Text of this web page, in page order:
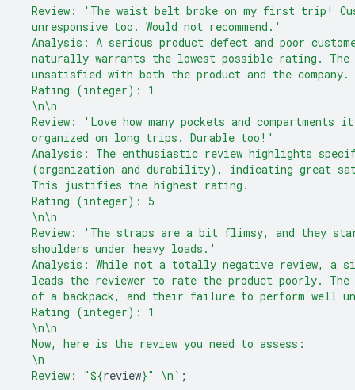
Review: 'The waist belt broke on my first trip!
  unresponsive too. Would not recommend.'
Analysis: A serious product defect and poor
naturally warrants the lowest possible rating.
  unsatisfied with both the product and the company.
  Rating (integer): 1
  \n\n
Review: 'Love how many pockets and compartments
  organized on long trips. Durable too!'
Analysis: The enthusiastic review highlights
(organization and durability), indicating great
  This justifies the highest rating.
  Rating (integer): 5
  \n\n
Review: 'The straps are a bit flimsy, and they
  shoulders under heavy loads.'
Analysis: While not a totally negative review, a
leads the reviewer to rate the product poorly.
of a backpack, and their failure to perform well
  Rating (integer): 1
  \n\n
  Now, here is the review you need to assess:
  \n
  Review: "
${review}" \n` ;